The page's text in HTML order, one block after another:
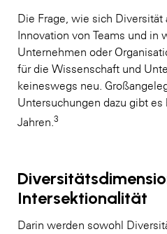
Die Frage, wie sich Diversität
Innovation von Teams und in
Unternehmen oder
für die Wissenschaft und
keineswegs neu.
Untersuchungen dazu gibt
Jahren.3
Intersektionalität
Darin werden sowohl